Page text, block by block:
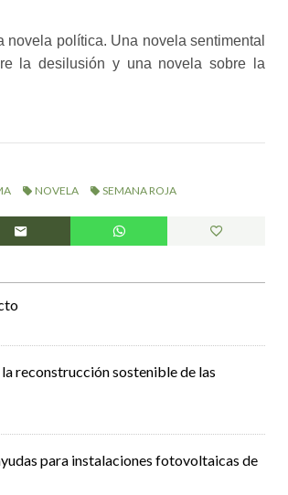
novela política. Una novela sentimental
la desilusión y una novela sobre la
NOVELA SEMANA ROJA
reconstrucción sostenible de las
para instalaciones fotovoltaicas de